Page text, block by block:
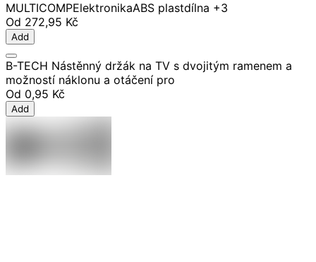
MULTICOMPElektronikaABS plastdílna +3
Od 272,95 Kč
Add
B-TECH Nástěnný držák na TV s dvojitým ramenem a
možností náklonu a otáčení pro
Od 0,95 Kč
Add